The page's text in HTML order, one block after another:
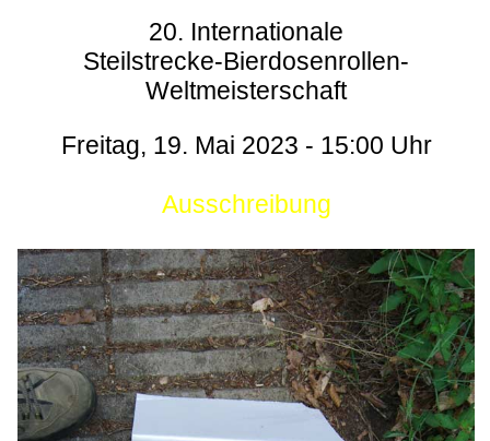
20. Internationale
Steilstrecke-Bierdosenrollen-
Weltmeisterschaft
Freitag, 19. Mai 2023 - 15:00 Uhr
Ausschreibung